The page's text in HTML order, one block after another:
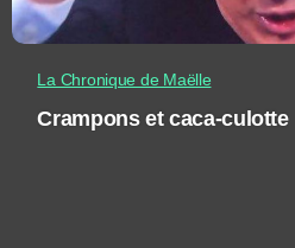
La Chronique de Maëlle
Crampons et caca-culotte